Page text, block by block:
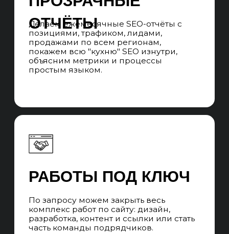
ЧАСТЫЕ ВОПРОСЫ